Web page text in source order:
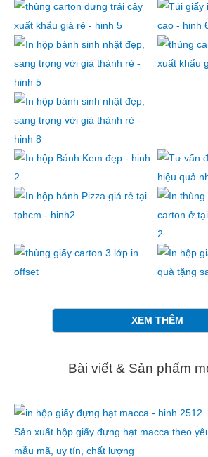
XEM THÊM
Bài viết & Sản phẩm
Sản xuất hộp giấy đựng hạt macca theo
mẫu mã, uy tín, chất lượng